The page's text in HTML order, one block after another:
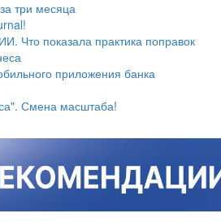
три месяца
Что показала практика поправок
приложения банка
Смена масштаба!